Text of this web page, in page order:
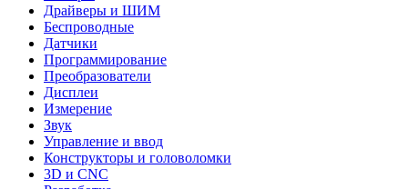
Драйверы и ШИМ
Беспроводные
Датчики
Программирование
Преобразователи
Дисплеи
Измерение
Звук
Управление и ввод
Конструкторы и головоломки
3D и CNC